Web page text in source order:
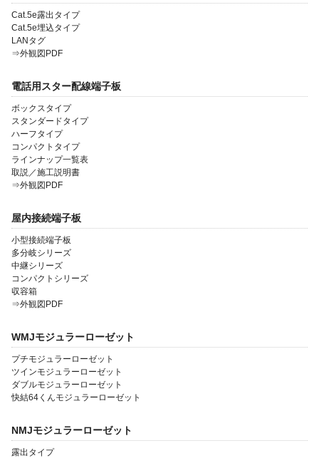
ソリューション製品
Cat.5e露出タイプ
Cat.5e埋込タイプ
LANタグ
⇒外観図PDF
電話用スター配線端子板
ボックスタイプ
スタンダードタイプ
ハーフタイプ
コンパクトタイプ
ラインナップ一覧表
取説／施工説明書
⇒外観図PDF
屋内接続端子板
小型接続端子板
多分岐シリーズ
中継シリーズ
コンパクトシリーズ
収容箱
⇒外観図PDF
WMJモジュラーローゼット
プチモジュラーローゼット
ツインモジュラーローゼット
ダブルモジュラーローゼット
快結64くんモジュラーローゼット
NMJモジュラーローゼット
露出タイプ